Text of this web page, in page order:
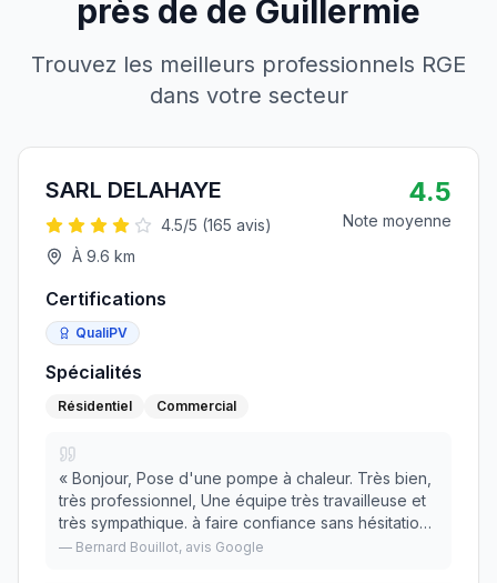
près de de Guillermie
Trouvez les meilleurs professionnels RGE
dans votre secteur
SARL DELAHAYE
4.5/5 (165 avis)
À 9.6 km
4.5
Note moyenne
Certifications
QualiPV
Spécialités
Résidentiel Commercial
« Bonjour, Pose d'une pompe à chaleur. Très bien,
très professionnel, Une équipe très travailleuse et
très sympathique. à faire confiance sans hésitation.
»
— Bernard Bouillot, avis Google